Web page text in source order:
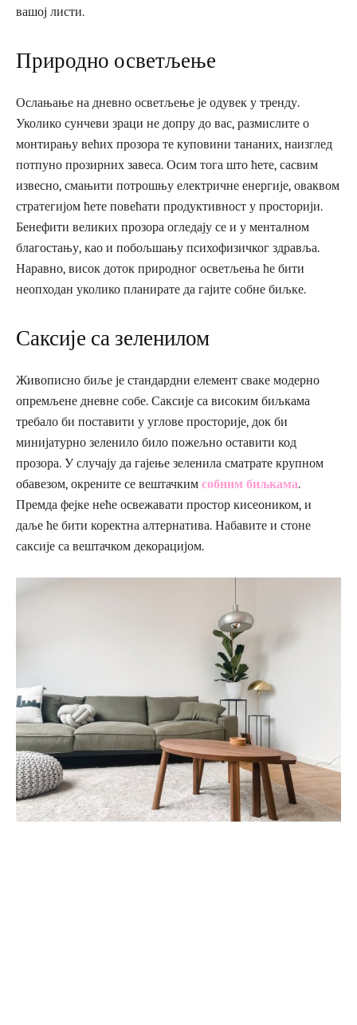
вашој листи.
Природно осветљење
Ослањање на дневно осветљење је одувек у тренду.
Уколико сунчеви зраци не допру до вас, размислите о
монтирању већих прозора те куповини тананих, наизглед
потпуно прозирних завеса. Осим тога што ћете, сасвим
извесно, смањити потрошњу електричне енергије, оваквом
стратегијом ћете повећати продуктивност у просторији.
Бенефити великих прозора огледају се и у менталном
благостању, као и побољшању психофизичког здравља.
Наравно, висок доток природног осветљења ће бити
неопходан уколико планирате да гајите собне биљке.
Саксије са зеленилом
Живописно биље је стандардни елемент сваке модерно
опремљене дневне собе. Саксије са високим биљкама
требало би поставити у углове просторије, док би
минијатурно зеленило било пожељно оставити код
прозора. У случају да гајење зеленила сматрате крупном
обавезом, окрените се вештачким собним биљкама.
Премда фејке неће освежавати простор кисеоником, и
даље ће бити коректна алтернатива. Набавите и стоне
саксије са вештачком декорацијом.